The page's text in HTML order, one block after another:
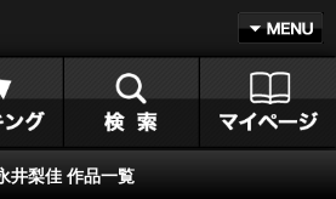
井梨佳 作品一覧